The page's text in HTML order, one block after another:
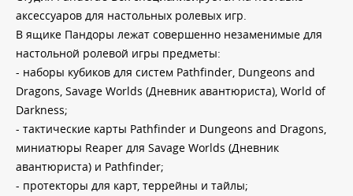
аксессуаров для настольных ролевых игр.
В ящике Пандоры лежат совершенно незаменимые для
настольной ролевой игры предметы:
- наборы кубиков для систем Pathfinder, Dungeons and
Dragons, Savage Worlds (Дневник авантюриста), World of
Darkness;
- тактические карты Pathfinder и Dungeons and Dragons,
миниатюры Reaper для Savage Worlds (Дневник
авантюриста) и Pathfinder;
- протекторы для карт, террейны и тайлы;